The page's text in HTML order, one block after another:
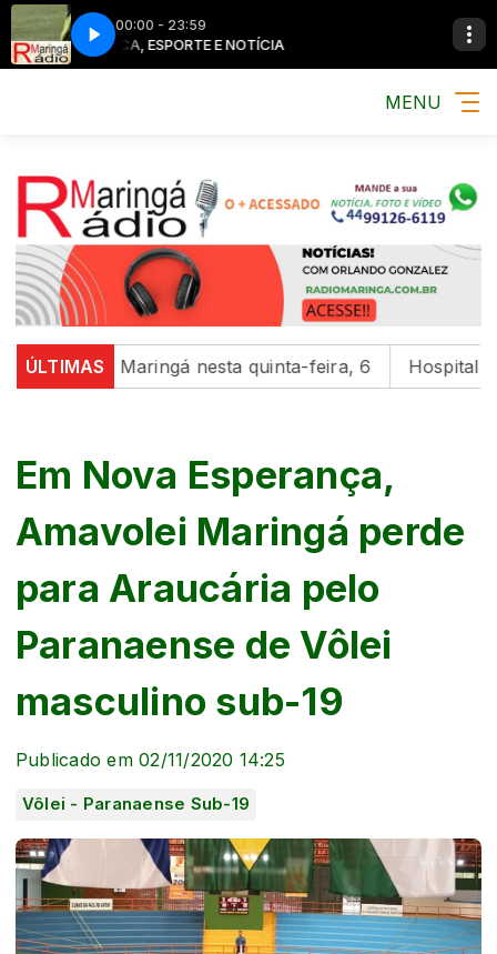
00:00 - 23:59
MÚSICA, ESPORTE E NOTÍCIA MÚSICA,
MENU
ÚLTIMAS
de Maringá nesta quinta-feira, 6 Hospital da
Em Nova Esperança,
Amavolei Maringá perde
para Araucária pelo
Paranaense de Vôlei
masculino sub-19
Publicado em 02/11/2020 14:25
Vôlei - Paranaense Sub-19